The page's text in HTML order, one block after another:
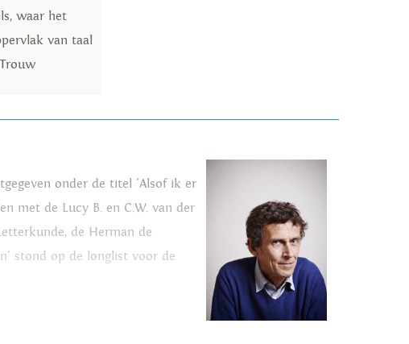
waar het
van taal
onder de titel 'Alsof ik er
met de Lucy B. en C.W. van der
de Herman de
stond op de longlist voor de